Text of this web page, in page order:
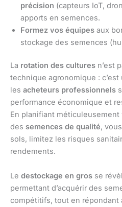
précision (capteurs IoT,
apports en semences.
Formez vos équipes aux
stockage des semences
La rotation des cultures n’est
technique agronomique :
les acheteurs professionnels
performance économique et
En planifiant méticuleusement
des semences de qualité,
sols, limitez les risques
rendements.
Le destockage en gros se
permettant d’acquérir des
compétitifs, tout en répondant